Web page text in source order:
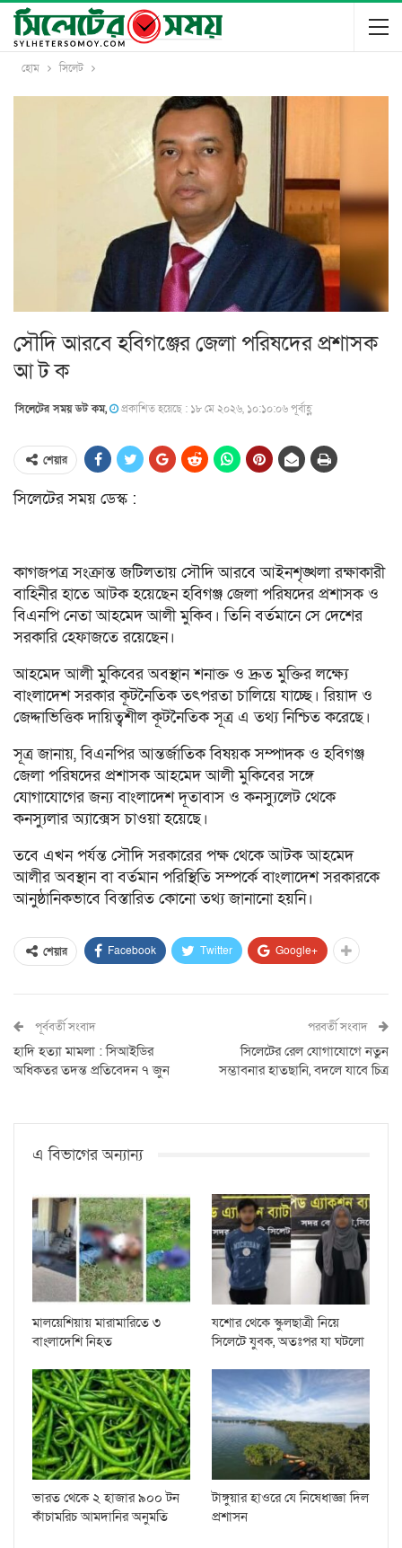
হোম সিলেট
সৌদি আরবে হবিগঞ্জের জেলা পরিষদের প্রশাসক
আ ট ক
সিলেটের সময় ডট কম, প্রকাশিত হয়েছে : ১৮ মে ২০২৬, ১০:১০:০৬ পূর্বাহ্ণ
শেয়ার
সিলেটের সময় ডেস্ক :
কাগজপত্র সংক্রান্ত জটিলতায় সৌদি আরবে আইনশৃঙ্খলা রক্ষাকারী
বাহিনীর হাতে আটক হয়েছেন হবিগঞ্জ জেলা পরিষদের প্রশাসক ও
বিএনপি নেতা আহমেদ আলী মুকিব। তিনি বর্তমানে সে দেশের
সরকারি হেফাজতে রয়েছেন।
আহমেদ আলী মুকিবের অবস্থান শনাক্ত ও দ্রুত মুক্তির লক্ষ্যে
বাংলাদেশ সরকার কূটনৈতিক তৎপরতা চালিয়ে যাচ্ছে। রিয়াদ ও
জেদ্দাভিত্তিক দায়িত্বশীল কূটনৈতিক সূত্র এ তথ্য নিশ্চিত করেছে।
সূত্র জানায়, বিএনপির আন্তর্জাতিক বিষয়ক সম্পাদক ও হবিগঞ্জ
জেলা পরিষদের প্রশাসক আহমেদ আলী মুকিবের সঙ্গে
যোগাযোগের জন্য বাংলাদেশ দূতাবাস ও কনস্যুলেট থেকে
কনস্যুলার অ্যাক্সেস চাওয়া হয়েছে।
তবে এখন পর্যন্ত সৌদি সরকারের পক্ষ থেকে আটক আহমেদ
আলীর অবস্থান বা বর্তমান পরিস্থিতি সম্পর্কে বাংলাদেশ সরকারকে
আনুষ্ঠানিকভাবে বিস্তারিত কোনো তথ্য জানানো হয়নি।
শেয়ার Facebook Twitter Google+
পূর্ববর্তী সংবাদ
হাদি হত্যা মামলা : সিআইডির
অধিকতর তদন্ত প্রতিবেদন ৭ জুন
পরবর্তী সংবাদ
সিলেটের রেল যোগাযোগে নতুন
সম্ভাবনার হাতছানি, বদলে যাবে চিত্র
এ বিভাগের অন্যান্য
মালয়েশিয়ায় মারামারিতে ৩
বাংলাদেশি নিহত
যশোর থেকে স্কুলছাত্রী নিয়ে
সিলেটে যুবক, অতঃপর যা ঘটলো
ভারত থেকে ২ হাজার ৯০০ টন
কাঁচামরিচ আমদানির অনুমতি
টাঙ্গুয়ার হাওরে যে নিষেধাজ্ঞা দিল
প্রশাসন